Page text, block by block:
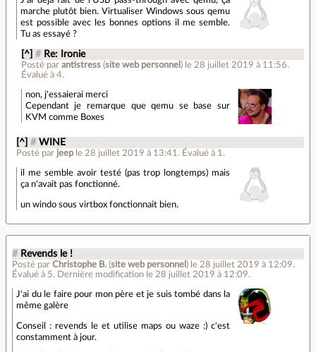
marche plutôt bien. Virtualiser Windows sous qemu
est possible avec les bonnes options il me semble.
Tu as essayé ?
[^] # Re: Ironie
Posté par antistress(site web personnel ) le 28 juillet 2019 à 11:56.
Évalué à 4.
non, j'essaierai merci
Cependant je remarque que qemu se base sur
KVM comme Boxes
[^] # WINE
Posté par jeep le 28 juillet 2019 à 13:41 . Évalué à 1 .
il me semble avoir testé (pas trop longtemps) mais
ça n'avait pas fonctionné.
un windo sous virtbox fonctionnait bien.
# Revends le !
Posté par Christophe B. (site web personnel ) le 28 juillet 2019 à 12:09.
Évalué à 5. Dernière modification le 28 juillet 2019 à 12:09.
J'ai du le faire pour mon père et je suis tombé dans la
même galère
Conseil : revends le et utilise maps ou waze :) c'est
constamment à jour.